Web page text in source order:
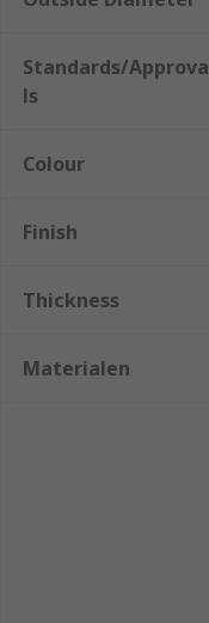
Standards/Approva
ls
Colour
Finish
Thickness
Materialen